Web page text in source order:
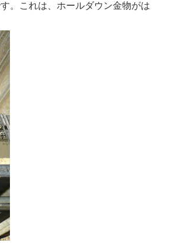
。これは、ホールダウン金物がは